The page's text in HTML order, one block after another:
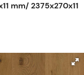
mm/ 2375x270x11